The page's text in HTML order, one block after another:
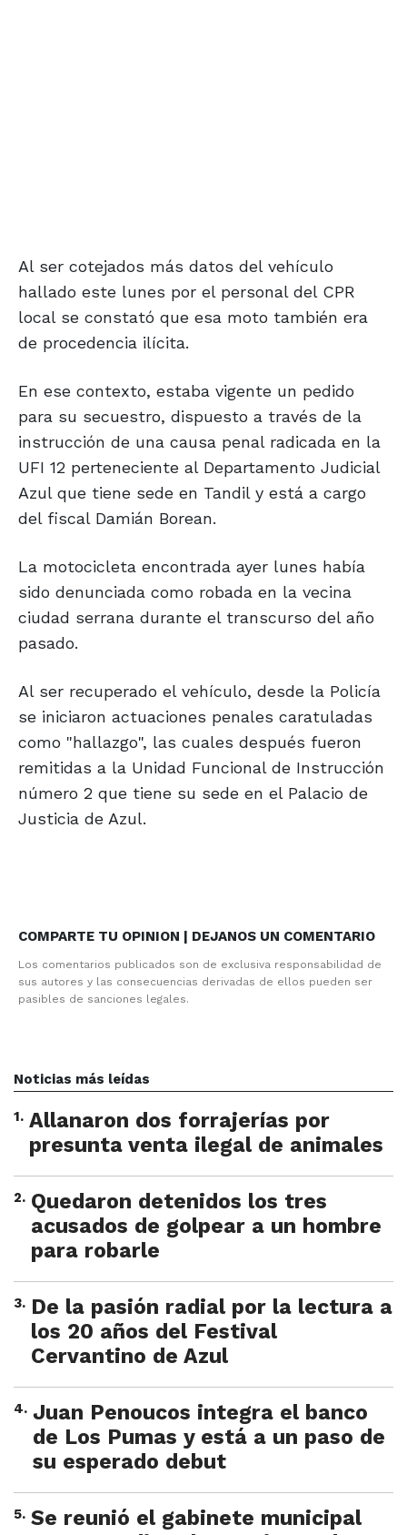
Al ser cotejados más datos del vehículo
hallado este lunes por el personal del CPR
local se constató que esa moto también era
de procedencia ilícita.
En ese contexto, estaba vigente un pedido
para su secuestro, dispuesto a través de la
instrucción de una causa penal radicada en la
UFI 12 perteneciente al Departamento Judicial
Azul que tiene sede en Tandil y está a cargo
del fiscal Damián Borean.
La motocicleta encontrada ayer lunes había
sido denunciada como robada en la vecina
ciudad serrana durante el transcurso del año
pasado.
Al ser recuperado el vehículo, desde la Policía
se iniciaron actuaciones penales caratuladas
como "hallazgo", las cuales después fueron
remitidas a la Unidad Funcional de Instrucción
número 2 que tiene su sede en el Palacio de
Justicia de Azul.
COMPARTE TU OPINION | DEJANOS UN COMENTARIO
Los comentarios publicados son de exclusiva responsabilidad de
sus autores y las consecuencias derivadas de ellos pueden ser
pasibles de sanciones legales.
Noticias más leídas
1. Allanaron dos forrajerías por
presunta venta ilegal de animales
2. Quedaron detenidos los tres
acusados de golpear a un hombre
para robarle
3. De la pasión radial por la lectura a
los 20 años del Festival
Cervantino de Azul
4. Juan Penoucos integra el banco
de Los Pumas y está a un paso de
su esperado debut
5. Se reunió el gabinete municipal